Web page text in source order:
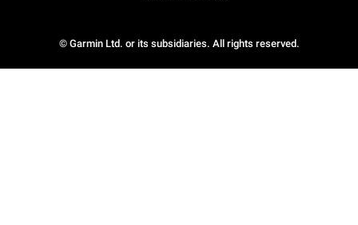
© Garmin Ltd. or its subsidiaries. All rights reserved.